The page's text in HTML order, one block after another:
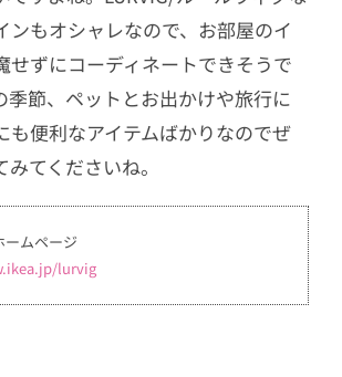
ンもオシャレなので、お部屋のイ
せずにコーディネートできそうで
季節、ペットとお出かけや旅行に
も便利なアイテムばかりなのでぜ
てくださいね。
ームページ
lurvig